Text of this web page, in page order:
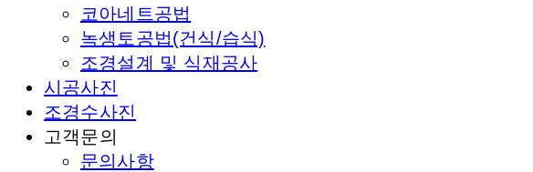
코아네트공법
녹생토공법(건식/습식)
조경설계 및 식재공사
시공사진
조경수사진
고객문의
문의사항